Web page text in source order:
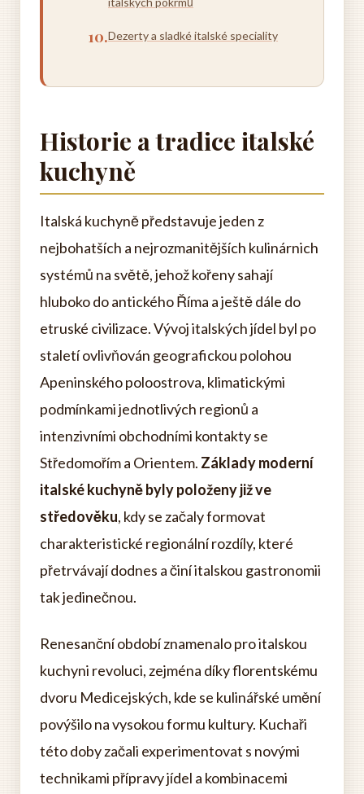
Dezerty a sladké italské speciality
Historie a tradice italské
kuchyně
Italská kuchyně představuje jeden z
nejbohatších a nejrozmanitějších kulinárnich
systémů na světě, jehož kořeny sahají
hluboko do antického Říma a ještě dále do
etruské civilizace. Vývoj italských jídel byl po
staletí ovlivňován geografickou polohou
Apeninského poloostrova, klimatickými
podmínkami jednotlivých regionů a
intenzivními obchodními kontakty se
Středomořím a Orientem. Základy moderní
italské kuchyně byly položeny již ve
středověku, kdy se začaly formovat
charakteristické regionální rozdíly, které
přetrvávají dodnes a činí italskou gastronomii
tak jedinečnou.
Renesanční období znamenalo pro italskou
kuchyni revoluci, zejména díky florentskému
dvoru Medicejských, kde se kulinářské umění
povýšilo na vysokou formu kultury. Kuchaři
této doby začali experimentovat s novými
technikami přípravy jídel a kombinacemi